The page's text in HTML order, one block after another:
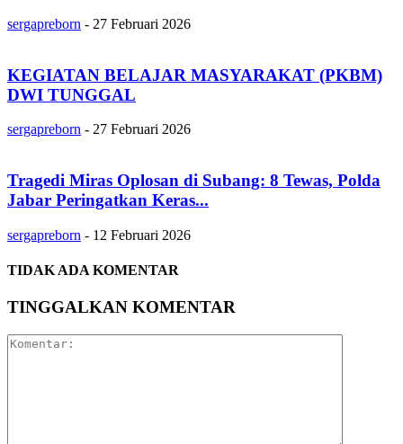
sergapreborn - 27 Februari 2026
KEGIATAN BELAJAR MASYARAKAT (PKBM)
DWI TUNGGAL
sergapreborn - 27 Februari 2026
Tragedi Miras Oplosan di Subang: 8 Tewas, Polda
Jabar Peringatkan Keras...
sergapreborn - 12 Februari 2026
TIDAK ADA KOMENTAR
TINGGALKAN KOMENTAR